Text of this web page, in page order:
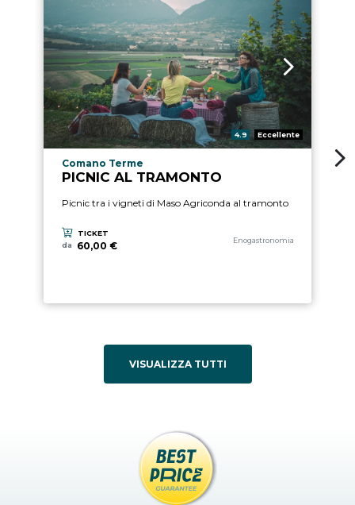
Valutazione:
4.9 Eccellente
Località esperienza
Comano Terme
PICNIC AL TRAMONTO
Picnic tra i vigneti di Maso Agriconda al tramonto
TICKET
da
60,00 €
Categoria esperienza
Enogastronomia
VISUALIZZA TUTTI